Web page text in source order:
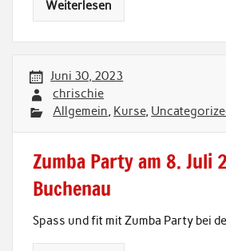
Weiterlesen
Juni 30, 2023
chrischie
Allgemein, Kurse,
Zumba Party am 8. Juli
Buchenau
Spass und fit mit Zumba Party bei